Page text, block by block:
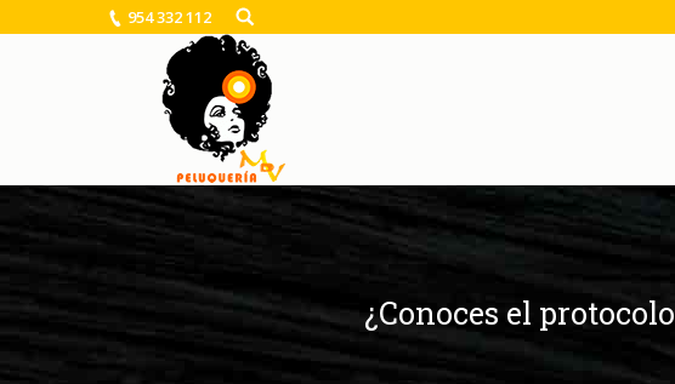
954 332 112
¿Conoces el